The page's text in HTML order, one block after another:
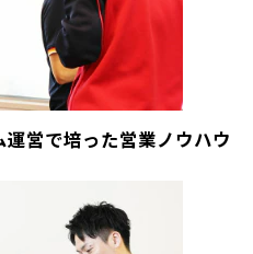
営で培った営業ノウハウ